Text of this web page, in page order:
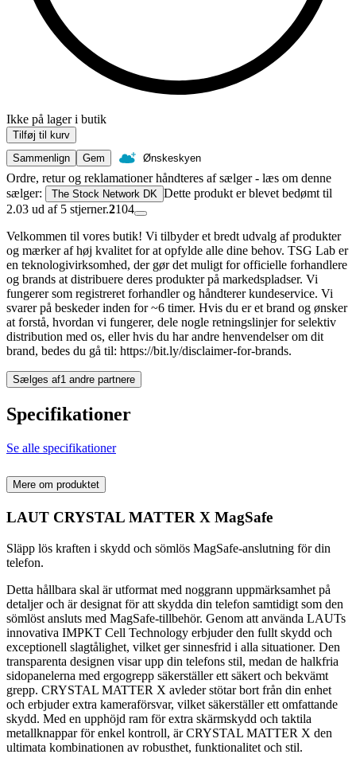
Ikke på lager i butik
Tilføj til kurv
Sammenlign
Gem Ønskeskyen
Ordre, retur og reklamationer håndteres af sælger - læs om denne
sælger:
The Stock Network DK Dette produkt er blevet bedømt til
2.03 ud af 5 stjerner.2104
Velkommen til vores butik! Vi tilbyder et bredt udvalg af produkter
og mærker af høj kvalitet for at opfylde alle dine behov. TSG Lab er
en teknologivirksomhed, der gør det muligt for officielle forhandlere
og brands at distribuere deres produkter på markedspladser. Vi
fungerer som registreret forhandler og håndterer kundeservice. Vi
svarer på beskeder inden for ~6 timer. Hvis du er et brand og ønsker
at forstå, hvordan vi fungerer, dele nogle retningslinjer for selektiv
distribution med os, eller hvis du har andre henvendelser om dit
brand, bedes du gå til: https://bit.ly/disclaimer-for-brands.
Sælges af1 andre partnere
Specifikationer
Se alle specifikationer
Mere om produktet
LAUT CRYSTAL MATTER X MagSafe
Släpp lös kraften i skydd och sömlös MagSafe-anslutning för din
telefon.
Detta hållbara skal är utformat med noggrann uppmärksamhet på
detaljer och är designat för att skydda din telefon samtidigt som den
sömlöst ansluts med MagSafe-tillbehör. Genom att använda LAUTs
innovativa IMPKT Cell Technology erbjuder den fullt skydd och
exceptionell slagtålighet, vilket ger sinnesfrid i alla situationer. Den
transparenta designen visar upp din telefons stil, medan de halkfria
sidopanelerna med ergogrepp säkerställer ett säkert och bekvämt
grepp. CRYSTAL MATTER X avleder stötar bort från din enhet
och erbjuder extra kameraförsvar, vilket säkerställer ett omfattande
skydd. Med en upphöjd ram för extra skärmskydd och taktila
metallknappar för enkel kontroll, är CRYSTAL MATTER X den
ultimata kombinationen av robusthet, funktionalitet och stil.